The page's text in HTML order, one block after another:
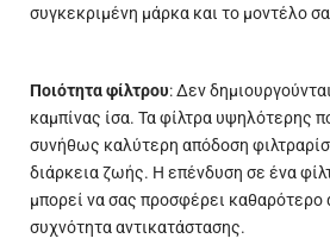
συγκεκριμένη μάρκα και το μοντέλο
Ποιότητα φίλτρου: Δεν
καμπίνας ίσα. Τα φίλτρα υψηλότερης
συνήθως καλύτερη απόδοση
διάρκεια ζωής. Η επένδυση σε ένα
μπορεί να σας προσφέρει καθαρότερο
συχνότητα αντικατάστασης.